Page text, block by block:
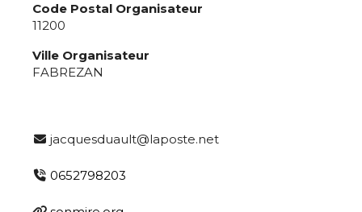
Code Postal Organisateur
11200
Ville Organisateur
FABREZAN
jacquesduault@laposte.net
0652798203